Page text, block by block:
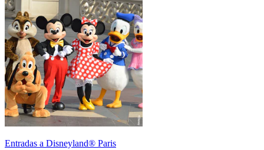
Entradas a Disneyland® Paris